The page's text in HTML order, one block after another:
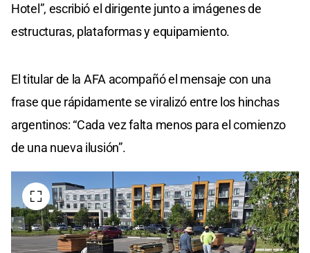
Hotel”, escribió el dirigente junto a imágenes de
estructuras, plataformas y equipamiento.
El titular de la AFA acompañó el mensaje con una
frase que rápidamente se viralizó entre los hinchas
argentinos: “Cada vez falta menos para el comienzo
de una nueva ilusión”.